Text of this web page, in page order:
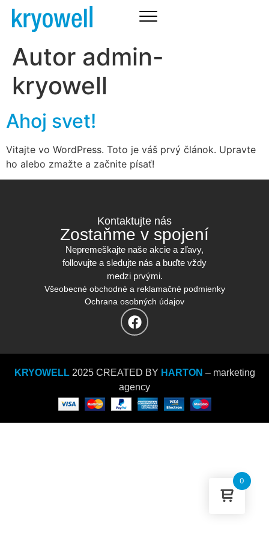
Autor admin-
kryowell
Ahoj svet!
Vitajte vo WordPress. Toto je váš prvý článok. Upravte
ho alebo zmažte a začnite písať!
Kontaktujte nás
Zostaňme v spojení
Nepremeškajte naše akcie a zľavy,
follovujte a sledujte nás a buďte vždy
medzi prvými.
Všeobecné obchodné a reklamačné podmienky
Ochrana osobných údajov
KRYOWELL 2025 CREATED BY HARTON – marketing
agency
0